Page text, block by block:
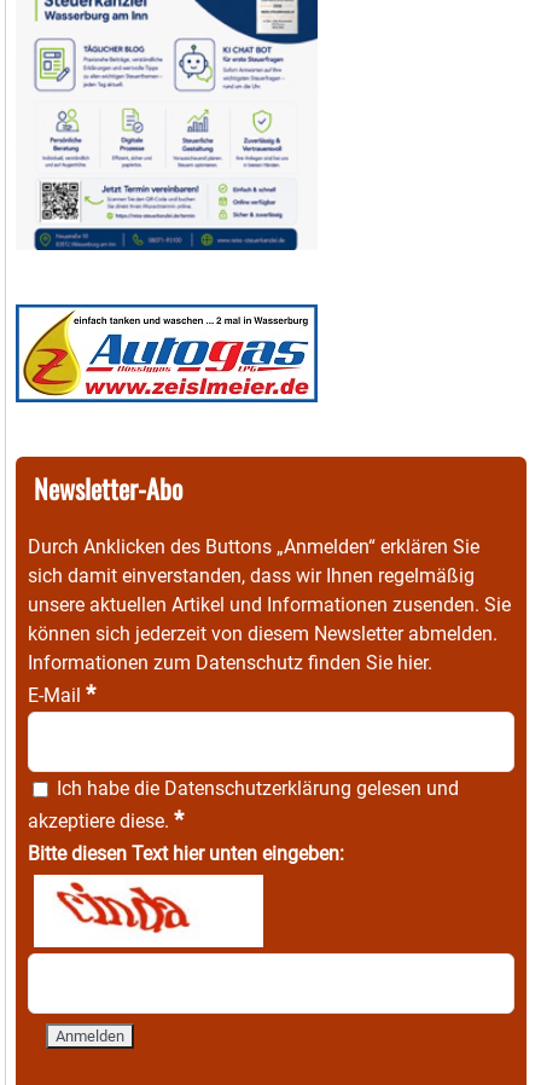
Newsletter-Abo
Durch Anklicken des Buttons „Anmelden“ erklären Sie
sich damit einverstanden, dass wir Ihnen regelmäßig
unsere aktuellen Artikel und Informationen zusenden. Sie
können sich jederzeit von diesem Newsletter abmelden.
Informationen zum Datenschutz finden Sie hier.
E-Mail *
Ich habe die Datenschutzerklärung gelesen und
akzeptiere diese. *
Bitte diesen Text hier unten eingeben: